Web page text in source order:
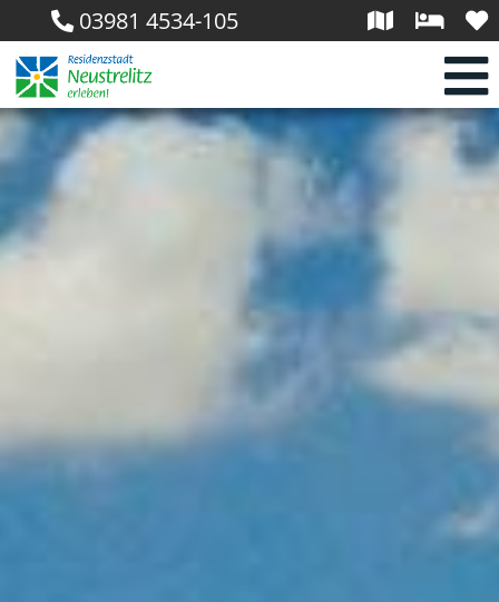
03981 4534-105